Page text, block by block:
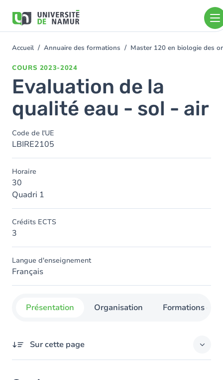
contenu
You
Accueil Annuaire des formations Master 120 en biologie des
COURS 2023-2024
Evaluation de la
qualité eau - sol - air
Code de l'UE
LBIRE2105
Horaire
30
Quadri 1
Crédits ECTS
3
Langue d'enseignement
Français
Présentation Organisation Formations
Sur cette page